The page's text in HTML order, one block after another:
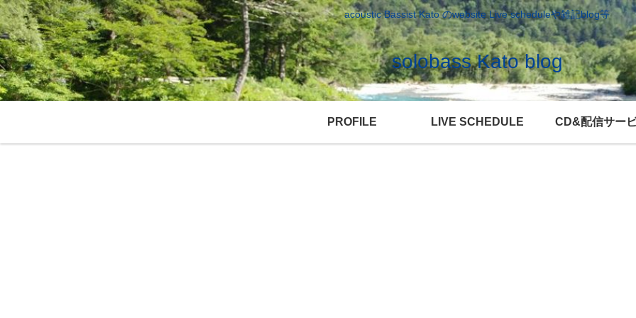
acoustic Bassist Kato のwebsite Live scheduleや雑記blog等
solobass Kato blog
PROFILE LIVE SCHEDULE CD&配信サー